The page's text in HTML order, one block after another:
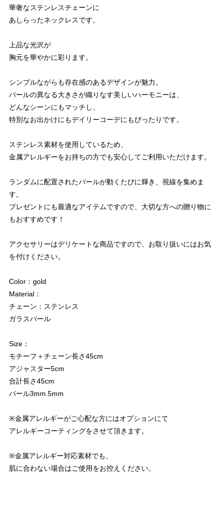
華奢なステンレスチェーンに
あしらったネックレスです。
上品な光沢が
胸元を華やかに彩ります。
シンプルながらも存在感のあるデザインが魅力。
パールの異なる大きさが織りなす美しいハーモニーは、
どんなシーンにもマッチし、
特別なお出かけにもデイリーコーデにもぴったりです。
ステンレス素材を使用しているため、
金属アレルギーをお持ちの方でも安心してご利用いただけます。
ランダムに配置されたパールが動くたびに輝き、視線を集めま
す。
プレゼントにも最適なアイテムですので、大切な方への贈り物に
もおすすめです！
アクセサリーはデリケートな商品ですので、お取り扱いにはお気
を付けください。
Color：gold
Material：
チェーン：ステンレス
ガラスパール
Size：
モチーフ＋チェーン長さ45cm
アジャスター5cm
合計長さ45cm
パール3mm.5mm
※金属アレルギーがご心配な方にはオプションにて
アレルギーコーティングをさせて頂きます。
※金属アレルギー対応素材でも、
肌に合わない場合はご使用をお控えください。